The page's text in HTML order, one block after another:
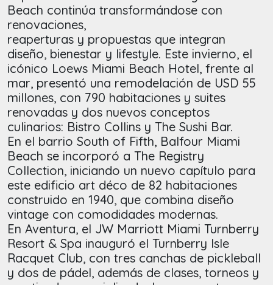
Beach continúa transformándose con
renovaciones,
reaperturas y propuestas que integran
diseño, bienestar y lifestyle. Este invierno, el
icónico Loews Miami Beach Hotel, frente al
mar, presentó una remodelación de USD 55
millones, con 790 habitaciones y suites
renovadas y dos nuevos conceptos
culinarios: Bistro Collins y The Sushi Bar.
En el barrio South of Fifth, Balfour Miami
Beach se incorporó a The Registry
Collection, iniciando un nuevo capítulo para
este edificio art déco de 82 habitaciones
construido en 1940, que combina diseño
vintage con comodidades modernas.
En Aventura, el JW Marriott Miami Turnberry
Resort & Spa inauguró el Turnberry Isle
Racquet Club, con tres canchas de pickleball
y dos de pádel, además de clases, torneos y